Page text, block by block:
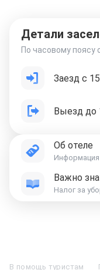
Детали
По часовому поясу
Заезд с
Выезд до
Об отеле
Информация
Важно
Отели в КазаниОтели в
В помощь туристам